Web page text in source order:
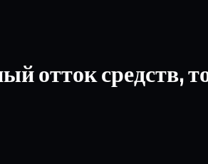
отток средств,